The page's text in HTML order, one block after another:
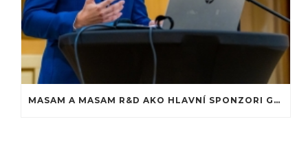
MASAM A MASAM R&D AKO HLAVNÍ SPONZORI GALAVEČERA MEDZINÁRODNEJ KONFERENCIE AGBRP V BRATISLAVE